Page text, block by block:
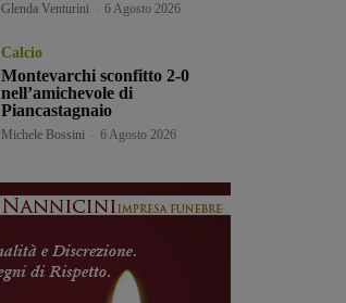
Glenda Venturini 6 Agosto 2026
Calcio
Montevarchi sconfitto 2-0
nell’amichevole di
Piancastagnaio
Michele Bossini 6 Agosto 2026